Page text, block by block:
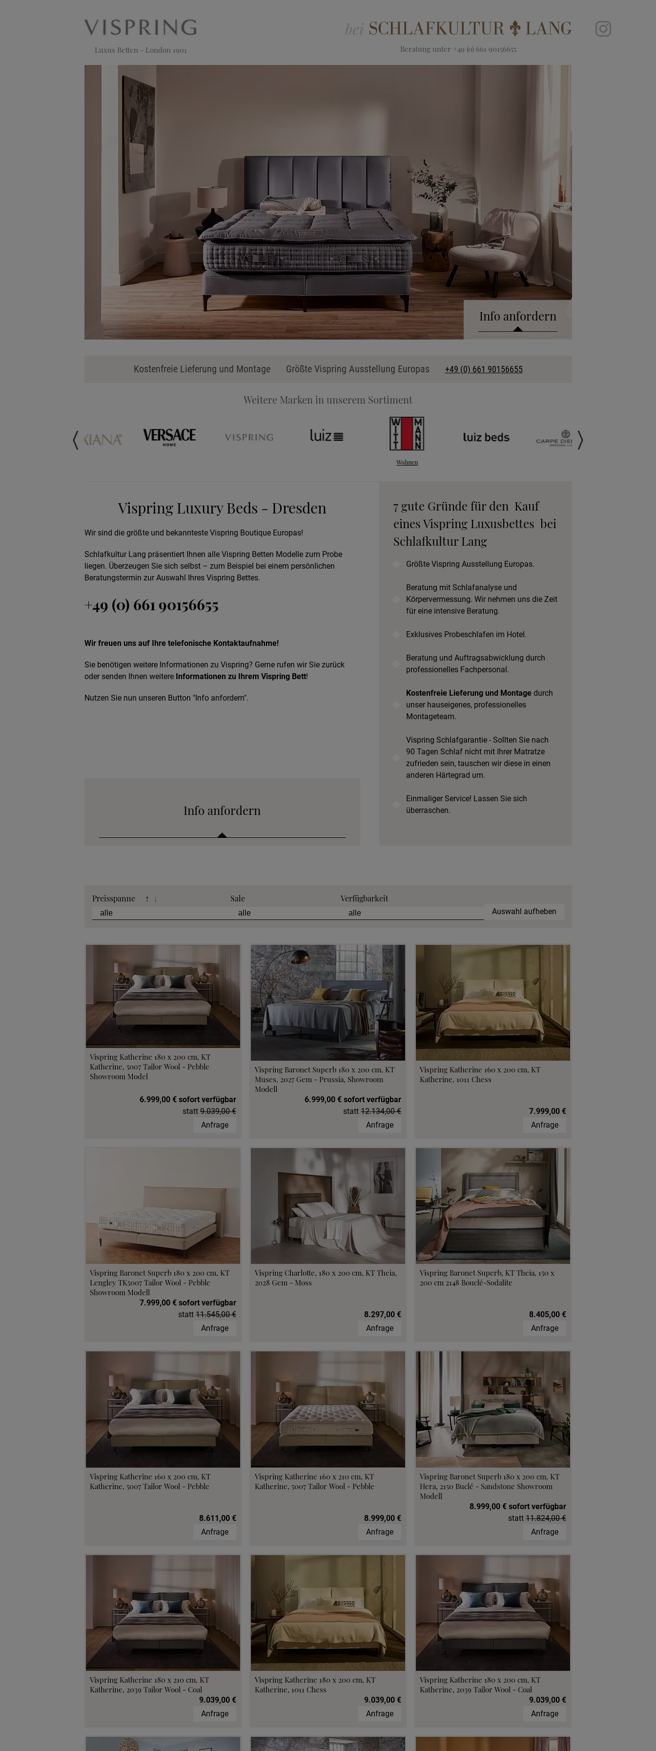
Luxus Betten - London 1901 Beratung unter +49 (0) 661 90156655
Info anfordern
Katalog anfordern
Stoffkollektion anfordern
Telefonische Beratung
Beratungstermin
vereinbaren
Probeschlafen im Hotel
Kostenfreie Lieferung und Montage Größte Vispring Ausstellung Europas +49 (0) 661 90156655
Weitere Marken in unserem Sortiment
Wohnen
Vispring Luxury Beds - Dresden
Wir sind die größte und bekannteste Vispring Boutique Europas!
Schlafkultur Lang präsentiert Ihnen alle Vispring Betten Modelle zum Probe
liegen. Überzeugen Sie sich selbst – zum Beispiel bei einem persönlichen
Beratungstermin zur Auswahl Ihres Vispring Bettes.
+49 (0) 661 90156655
Wir freuen uns auf Ihre telefonische Kontaktaufnahme!
Sie benötigen weitere Informationen zu Vispring? Gerne rufen wir Sie zurück
oder senden Ihnen weitere Informationen zu Ihrem Vispring Bett!
Nutzen Sie nun unseren Button "Info anfordern".
Info anfordern
Stoffkollektion anfordern
Telefonische Beratung anfordern
Angebot anfordern
Beratungstermin vereinbaren
Probeschlafen im Hotel
7 gute Gründe für den Kauf
eines Vispring Luxusbettes bei
Schlafkultur Lang
Größte Vispring Ausstellung Europas.
Beratung mit Schlafanalyse und
Körpervermessung. Wir nehmen uns die Zeit
für eine intensive Beratung.
Exklusives Probeschlafen im Hotel.
Beratung und Auftragsabwicklung durch
professionelles Fachpersonal.
Kostenfreie Lieferung und Montagedurch
unser hauseigenes, professionelles
Montageteam.
Vispring Schlafgarantie - Sollten Sie nach
90 Tagen Schlaf nicht mit Ihrer Matratze
zufrieden sein, tauschen wir diese in einen
anderen Härtegrad um.
Einmaliger Service! Lassen Sie sich
überraschen.
Preisspanne ↑ ↓ Sale Verfügbarkeit
Auswahl aufheben
Vispring Katherine 180 x 200 cm, KT
Katherine, 5007 Tailor Wool - Pebble
Showroom Model
6.999,00 € sofort verfügbar
statt 9.039,00 €
Anfrage
Vispring Baronet Superb 180 x 200 cm, KT
Muses, 2027 Gem - Prussia, Showroom
Modell
6.999,00 € sofort verfügbar
statt12.134,00 €
Anfrage
Vispring Katherine 160 x 200 cm, KT
Katherine, 1011 Chess
7.999,00 €
Anfrage
Vispring Baronet Superb 180 x 200 cm, KT
Lengley TK5007 Tailor Wool - Pebble
Showroom Modell
7.999,00 € sofort verfügbar
statt 11.545,00 €
Anfrage
Vispring Charlotte, 180 x 200 cm, KT Theia,
2028 Gem - Moss
8.297,00 €
Anfrage
Vispring Baronet Superb, KT Theia, 150 x
200 cm 2148 Bouclé-Sodalite
8.405,00 €
Anfrage
Vispring Katherine 160 x 200 cm, KT
Katherine, 5007 Tailor Wool - Pebble
8.611,00 €
Anfrage
Vispring Katherine 160 x 210 cm, KT
Katherine, 5007 Tailor Wool - Pebble
8.999,00 €
Anfrage
Vispring Baronet Superb 180 x 200 cm, KT
Hera, 2150 Buclé - Sandstone Showroom
Modell
8.999,00 € sofort verfügbar
statt11.824,00 €
Anfrage
Vispring Katherine 180 x 210 cm, KT
Katherine, 2039 Tailor Wool - Coal
9.039,00 €
Anfrage
Vispring Katherine 180 x 200 cm, KT
Katherine, 1011 Chess
9.039,00 €
Anfrage
Vispring Katherine 180 x 200 cm, KT
Katherine, 2039 Tailor Wool - Coal
9.039,00 €
Anfrage